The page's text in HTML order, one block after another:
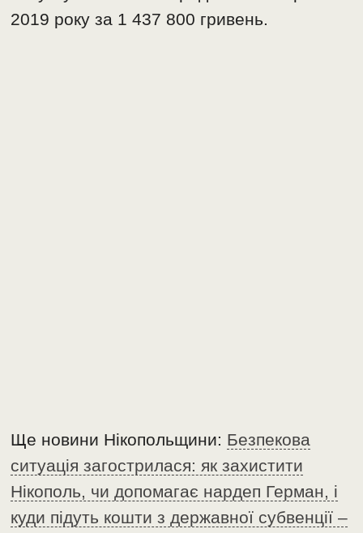
2019 року за 1 437 800 гривень.
Ще новини Нікопольщини: Безпекова
ситуація загострилася: як захистити
Нікополь, чи допомагає нардеп Герман, і
куди підуть кошти з державної субвенції –